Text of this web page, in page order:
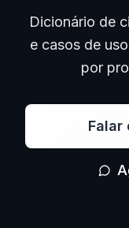
Dicionário de
e casos de
por
Falar